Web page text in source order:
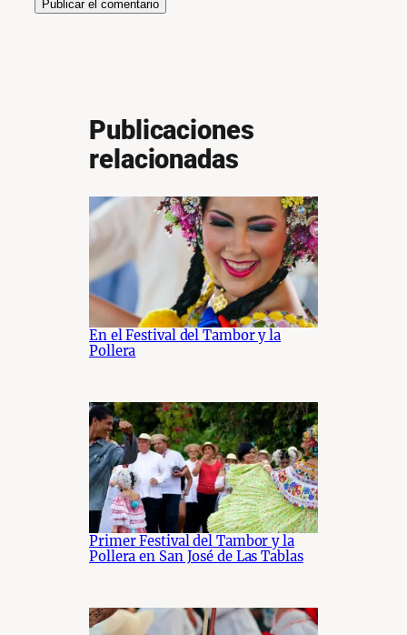
Publicaciones
relacionadas
En el Festival del Tambor y la
Pollera
Primer Festival del Tambor y la
Pollera en San José de Las Tablas